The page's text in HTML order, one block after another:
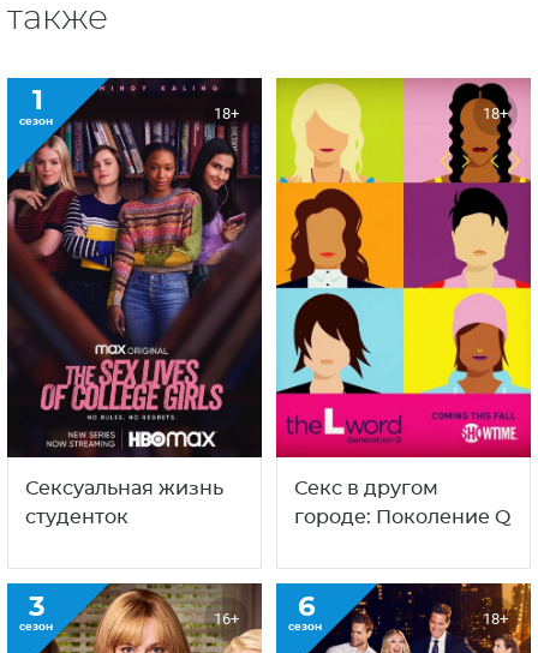
также
1
сезон 18+
Сексуальная жизнь
студенток
18+
Секс в другом
городе: Поколение Q
3
сезон 16+ 6
сезон 18+